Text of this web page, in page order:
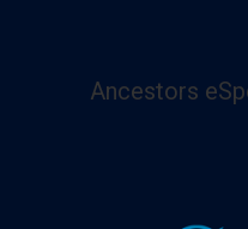
Ancestors